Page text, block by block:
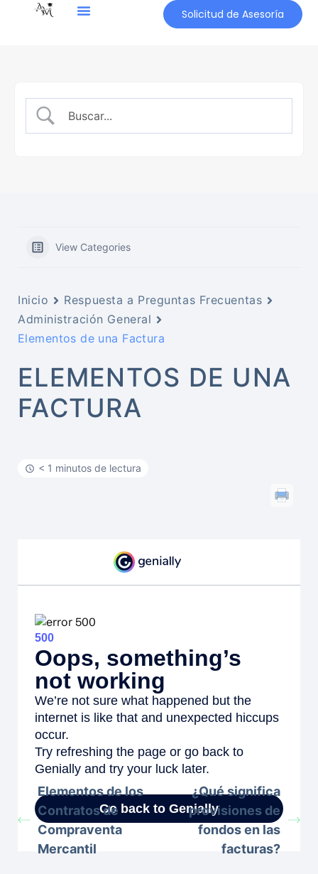
Solicitud de Asesoría
View Categories
Inicio
Respuesta a Preguntas Frecuentas
Administración General
Elementos de una Factura
ELEMENTOS DE UNA
FACTURA
< 1 minutos de lectura
¿Qué te ha parecido el artículo?
Comparte Este Artículo:
¿Sigues con problemas? ¿Cómo podemos
ayudar?
Updated on 4 de diciembre de 2023
Elementos de los
Contratos de
Compraventa
Mercantil
¿Qué significa
provisiones de
fondos en las
facturas?